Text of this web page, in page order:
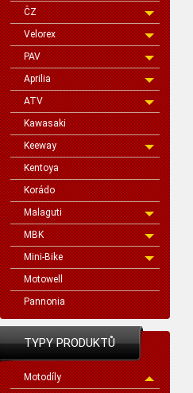
ČZ
Velorex
PAV
Aprilia
ATV
Kawasaki
Keeway
Kentoya
Korádo
Malaguti
MBK
Mini-Bike
Motowell
Pannonia
TYPY PRODUKTŮ
Motodíly